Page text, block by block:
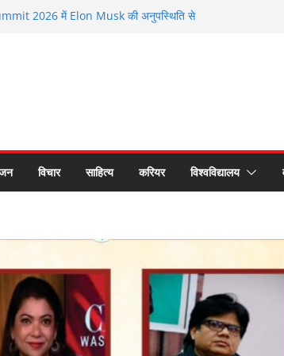
2026 में Elon Musk की अनुपस्थिति से
लोक अदालत के प्रचार प्रसार के लिए रथ रवाना
सीएस डॉ. राजकुमार चौधरी ने किया सम्मान
विचार साहित्य करियर विश्वविद्यालय